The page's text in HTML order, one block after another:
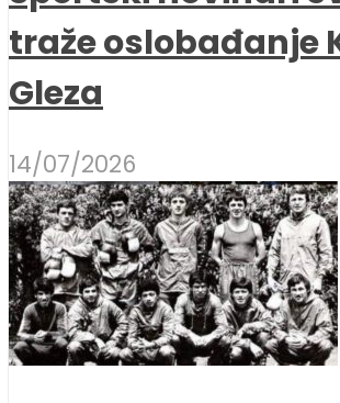
traže oslobađanje
Gleza
14/07/2026